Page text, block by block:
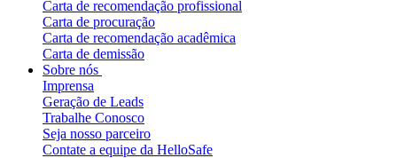
Carta de recomendação profissional
Carta de procuração
Carta de recomendação acadêmica
Carta de demissão
Sobre nós
Imprensa
Geração de Leads
Trabalhe Conosco
Seja nosso parceiro
Contate a equipe da HelloSafe